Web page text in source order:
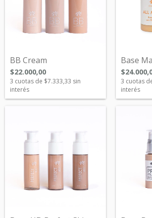
BB Cream
$22.000,00
3 cuotas de $7.333,33 sin
interés
3 cuotas
interés